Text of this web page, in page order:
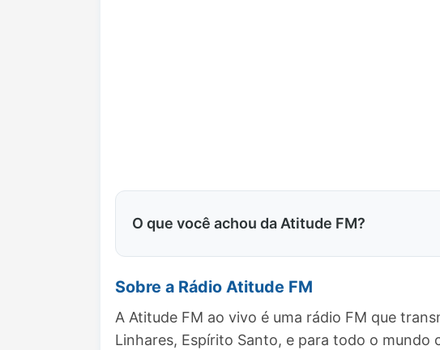
O que você achou da Atitude FM?
Sobre a Rádio Atitude FM
A Atitude FM ao vivo é uma rádio FM que
Linhares, Espírito Santo, e para todo o mundo